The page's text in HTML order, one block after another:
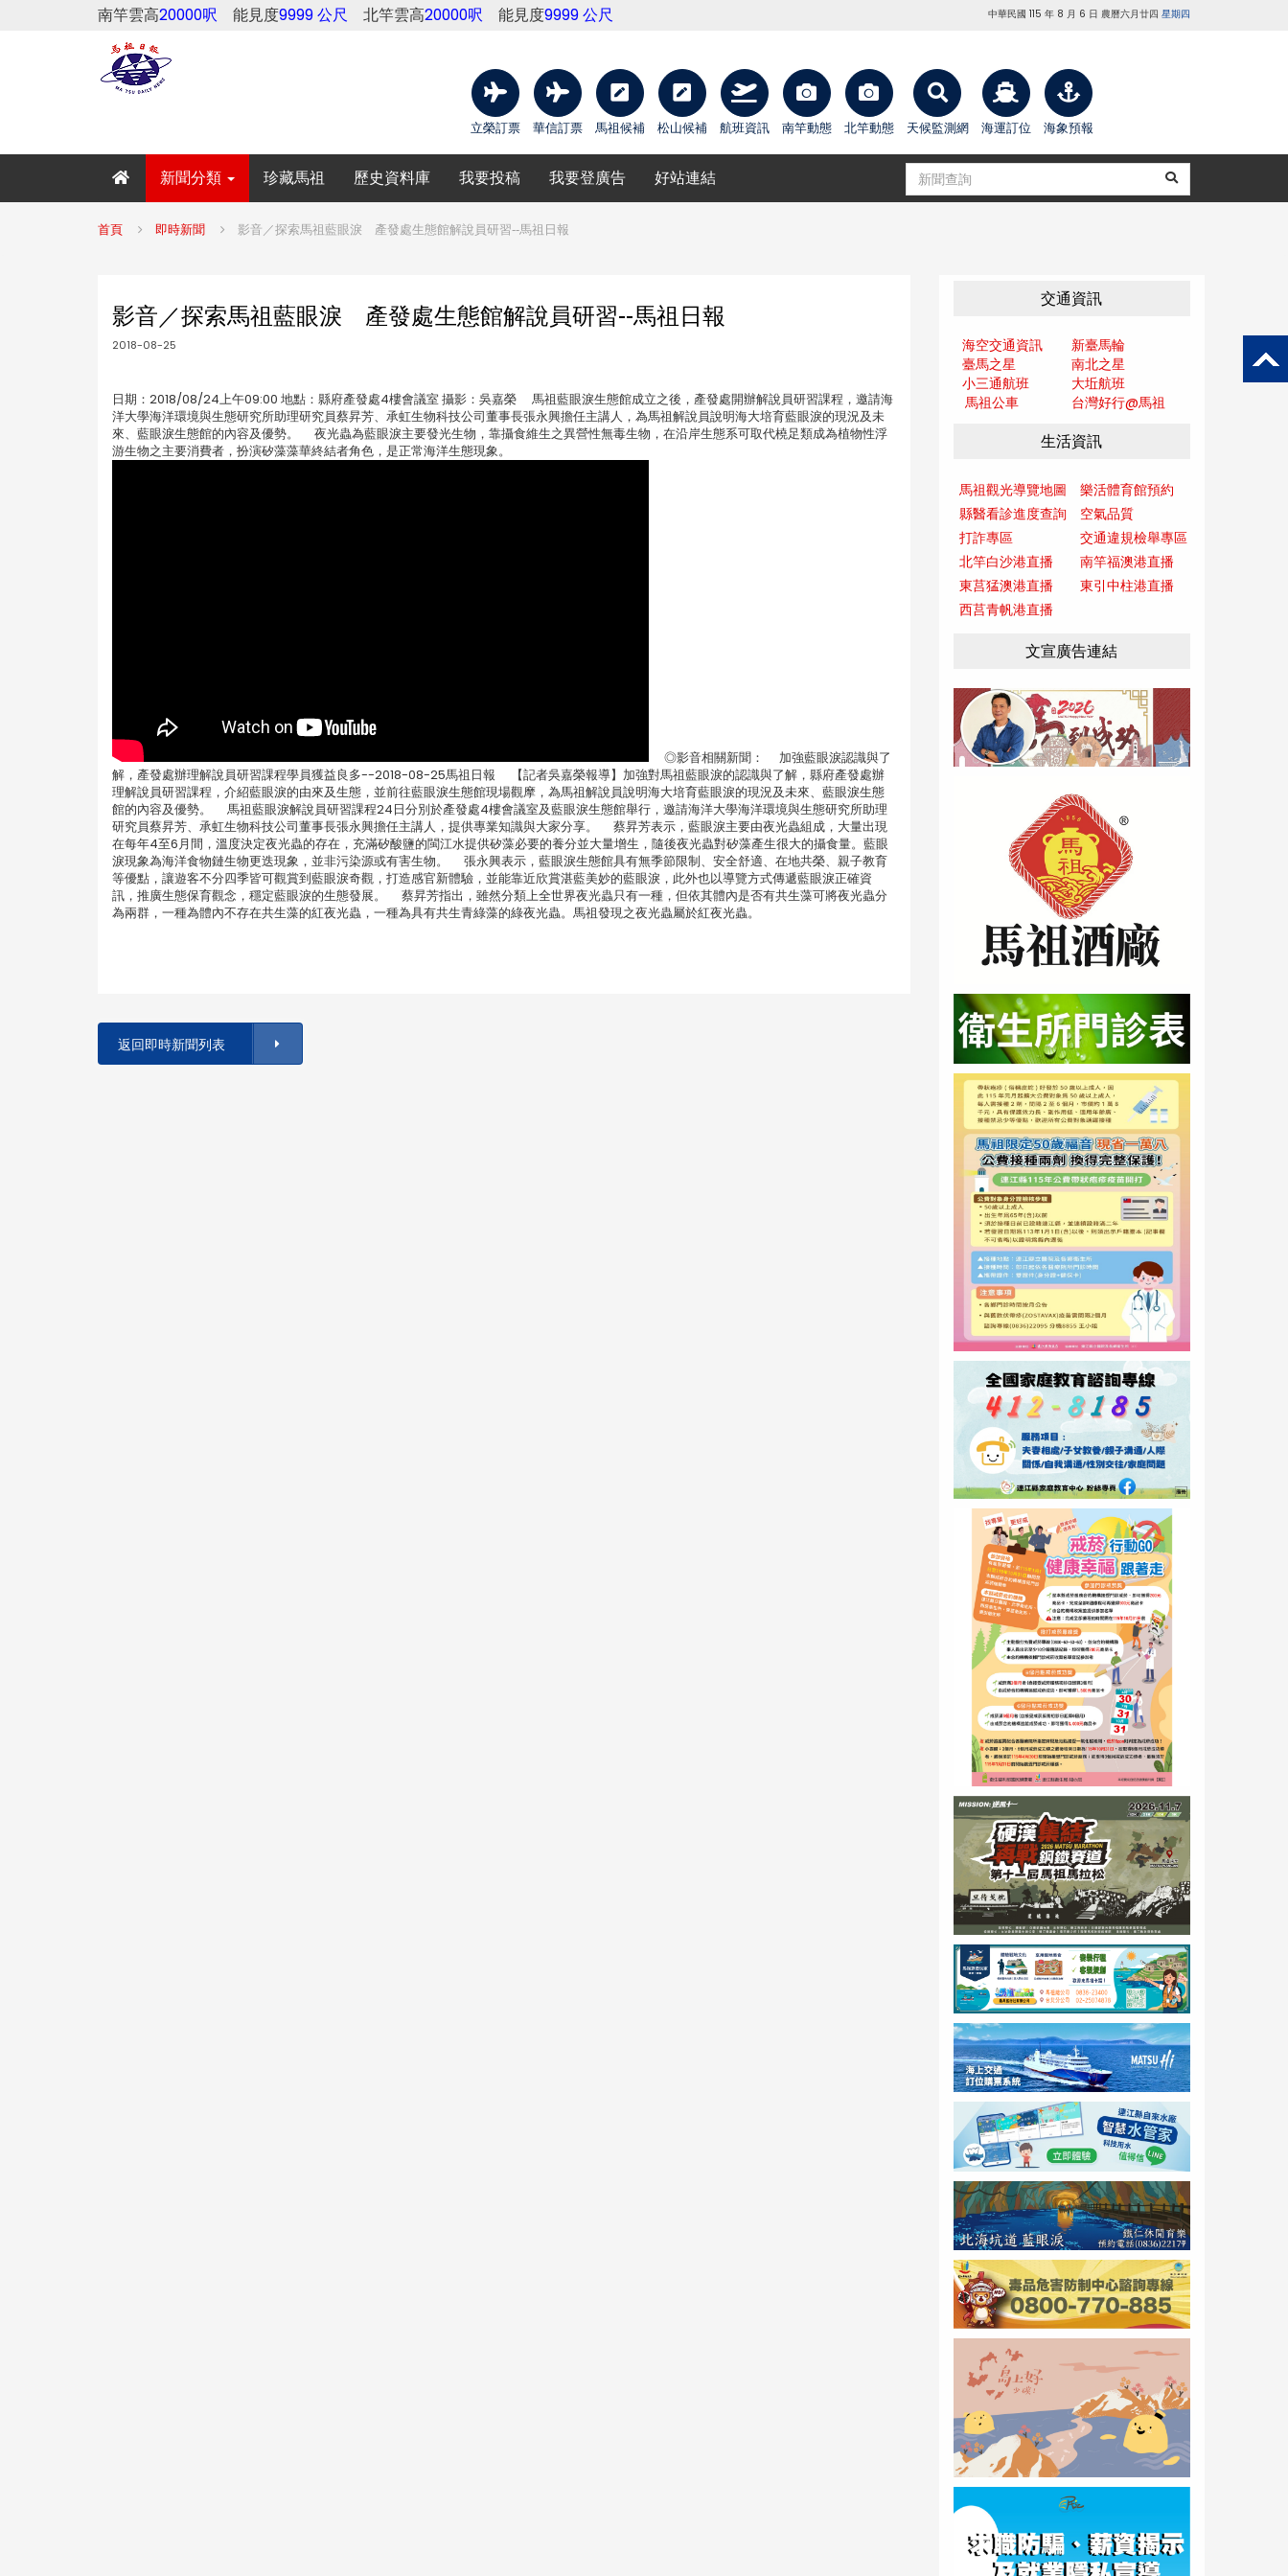
南竿雲高20000呎 能見度9999 公尺 北竿雲高20000呎 能見度9999 公尺 中華民國 115 年 8 月 6 日 農曆六月廿四 星期四
立榮訂票 華信訂票 馬祖候補 松山候補 航班資訊 南竿動態 北竿動態 天候監測網 海運訂位 海象預報
新聞分類 珍藏馬祖 歷史資料庫 我要投稿 我要登廣告 好站連結
首頁 即時新聞 影音／探索馬祖藍眼淚 產發處生態館解說員研習--馬祖日報
影音／探索馬祖藍眼淚 產發處生態館解說員研習--馬祖日報
2018-08-25
日期：2018/08/24上午09:00 地點：縣府產發處4樓會議室 攝影：吳嘉榮 馬祖藍眼淚生態館成立之後，產發處開辦解說員研習課程，邀請海
洋大學海洋環境與生態研究所助理研究員蔡昇芳、承虹生物科技公司董事長張永興擔任主講人，為馬祖解說員說明海大培育藍眼淚的現況及未
來、藍眼淚生態館的內容及優勢。 夜光蟲為藍眼淚主要發光生物，靠攝食維生之異營性無毒生物，在沿岸生態系可取代橈足類成為植物性浮
游生物之主要消費者，扮演矽藻藻華終結者角色，是正常海洋生態現象。
◎影音相關新聞： 加強藍眼淚認識與了
解，產發處辦理解說員研習課程學員獲益良多--2018-08-25馬祖日報 【記者吳嘉榮報導】加強對馬祖藍眼淚的認識與了解，縣府產發處辦
理解說員研習課程，介紹藍眼淚的由來及生態，並前往藍眼淚生態館現場觀摩，為馬祖解說員說明海大培育藍眼淚的現況及未來、藍眼淚生態
館的內容及優勢。 馬祖藍眼淚解說員研習課程24日分別於產發處4樓會議室及藍眼淚生態館舉行，邀請海洋大學海洋環境與生態研究所助理
研究員蔡昇芳、承虹生物科技公司董事長張永興擔任主講人，提供專業知識與大家分享。 蔡昇芳表示，藍眼淚主要由夜光蟲組成，大量出現
在每年4至6月間，溫度決定夜光蟲的存在，充滿矽酸鹽的閩江水提供矽藻必要的養分並大量增生，隨後夜光蟲對矽藻產生很大的攝食量。藍眼
淚現象為海洋食物鏈生物更迭現象，並非污染源或有害生物。 張永興表示，藍眼淚生態館具有無季節限制、安全舒適、在地共榮、親子教育
等優點，讓遊客不分四季皆可觀賞到藍眼淚奇觀，打造感官新體驗，並能靠近欣賞湛藍美妙的藍眼淚，此外也以導覽方式傳遞藍眼淚正確資
訊，推廣生態保育觀念，穩定藍眼淚的生態發展。 蔡昇芳指出，雖然分類上全世界夜光蟲只有一種，但依其體內是否有共生藻可將夜光蟲分
為兩群，一種為體內不存在共生藻的紅夜光蟲，一種為具有共生青綠藻的綠夜光蟲。馬祖發現之夜光蟲屬於紅夜光蟲。
返回即時新聞列表
交通資訊
海空交通資訊
新臺馬輪
臺馬之星
南北之星
小三通航班
大坵航班
馬祖公車
台灣好行@馬祖
生活資訊
馬祖觀光導覽地圖
樂活體育館預約
縣醫看診進度查詢
空氣品質
打詐專區
交通違規檢舉專區
北竿白沙港直播
南竿福澳港直播
東莒猛澳港直播
東引中柱港直播
西莒青帆港直播
文宣廣告連結